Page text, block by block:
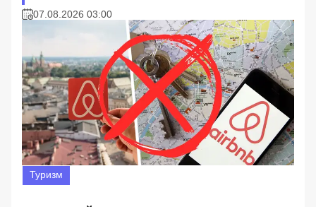
07.08.2026 03:00
Туризм